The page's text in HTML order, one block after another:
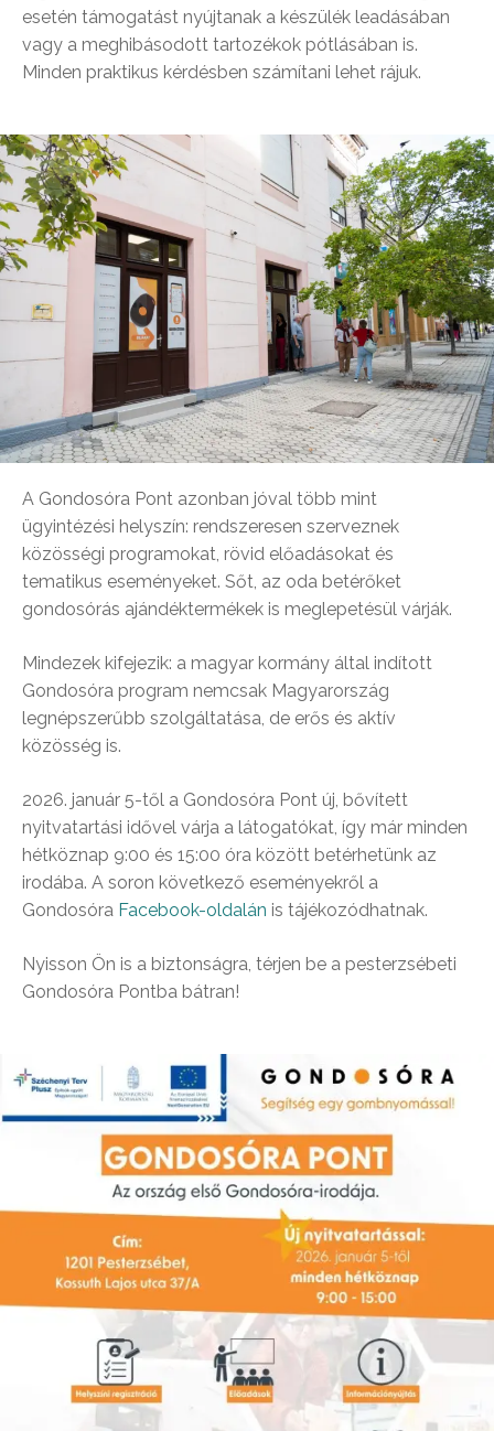
esetén támogatást nyújtanak a készülék leadásában
vagy a meghibásodott tartozékok pótlásában is.
Minden praktikus kérdésben számítani lehet rájuk.
A Gondosóra Pont azonban jóval több mint
ügyintézési helyszín: rendszeresen szerveznek
közösségi programokat, rövid előadásokat és
tematikus eseményeket. Sőt, az oda betérőket
gondosórás ajándéktermékek is meglepetésül várják.
Mindezek kifejezik: a magyar kormány által indított
Gondosóra program nemcsak Magyarország
legnépszerűbb szolgáltatása, de erős és aktív
közösség is.
2026. január 5-től a Gondosóra Pont új, bővített
nyitvatartási idővel várja a látogatókat, így már minden
hétköznap 9:00 és 15:00 óra között betérhetünk az
irodába. A soron következő eseményekről a
Gondosóra Facebook-oldalán is tájékozódhatnak.
Nyisson Ön is a biztonságra, térjen be a pesterzsébeti
Gondosóra Pontba bátran!